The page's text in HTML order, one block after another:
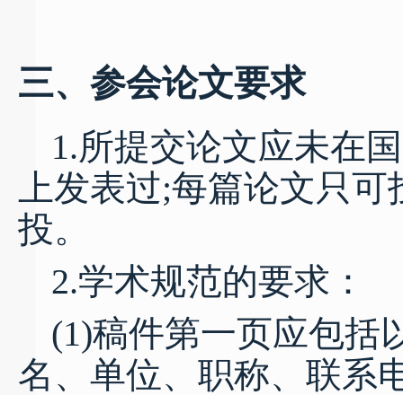
三、参会论文要求
1.所提交论文应未在
上发表过;每篇论文只
投。
2.学术规范的要求：
(1)稿件第一页应包括
名、单位、职称、联系